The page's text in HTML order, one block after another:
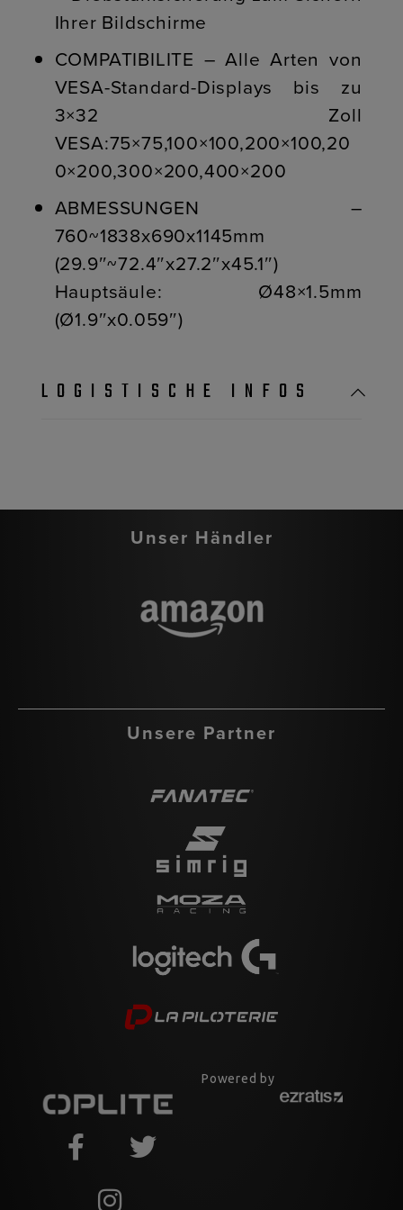
Ihrer Bildschirme
COMPATIBILITE – Alle Arten von
VESA-Standard-Displays bis zu
3×32 Zoll
VESA:75×75,100×100,200×100,20
0×200,300×200,400×200
ABMESSUNGEN –
760~1838x690x1145mm
(29.9″~72.4″x27.2″x45.1″)
Hauptsäule: Ø48×1.5mm
(Ø1.9″x0.059″)
LOGISTISCHE INFOS
Unser Händler
Unsere Partner
Powered by